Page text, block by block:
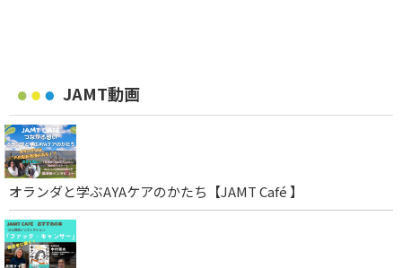
JAMT動画
オランダと学ぶAYAケアのかたち【JAMT Café 】